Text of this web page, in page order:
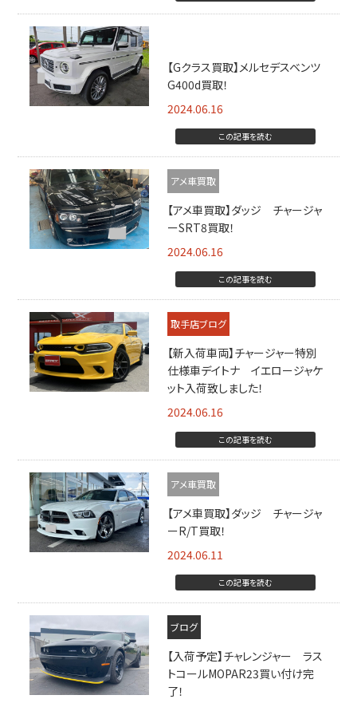
【Gクラス買取】メルセデスベンツ
G400d買取！
2024.06.16
この記事を読む
アメ車買取
【アメ車買取】ダッジ チャージャ
ーSRT8買取！
2024.06.16
この記事を読む
取手店ブログ
【新入荷車両】チャージャー特別
仕様車デイトナ イエロージャケ
ット入荷致しました！
2024.06.16
この記事を読む
アメ車買取
【アメ車買取】ダッジ チャージャ
ーR/T買取！
2024.06.11
この記事を読む
ブログ
【入荷予定】チャレンジャー ラス
トコールMOPAR23買い付け完
了！